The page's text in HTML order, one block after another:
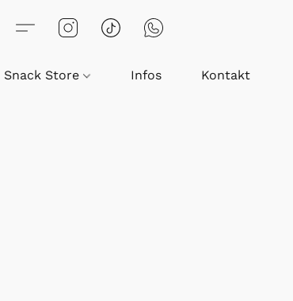
Snack Store Infos Kontakt